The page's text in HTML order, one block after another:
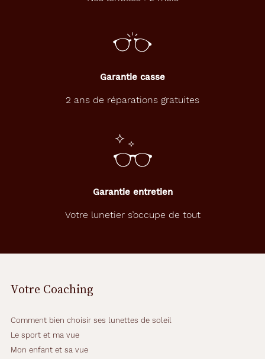
Garantie casse
2 ans de réparations gratuites
Garantie entretien
Votre lunetier s’occupe de tout
Votre Coaching
Comment bien choisir ses lunettes de soleil
Le sport et ma vue
Mon enfant et sa vue